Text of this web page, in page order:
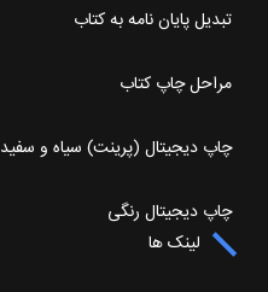
تبدیل پایان نامه به کتاب
مراحل چاپ کتاب
چاپ دیجیتال (پرینت) سیاه و سفید
چاپ دیجیتال رنگی
لینک ها